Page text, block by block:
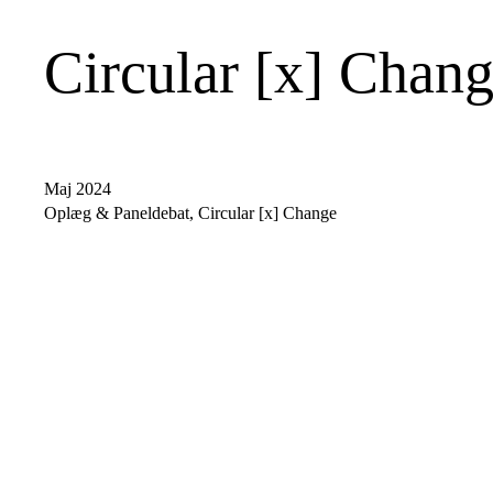
Circular [x]
Maj 2024
Oplæg & Paneldebat, Circular [x] Change